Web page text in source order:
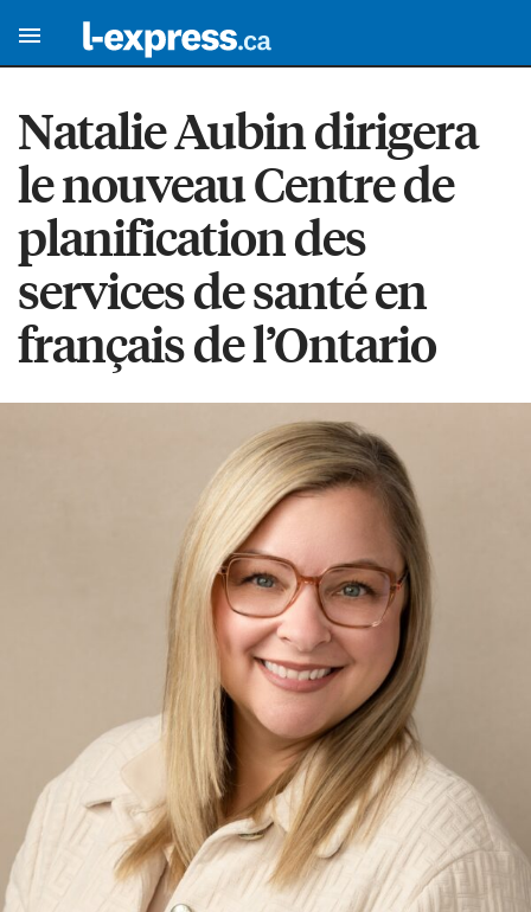
Natalie Aubin dirigera
le nouveau Centre de
planification des
services de santé en
français de l’Ontario